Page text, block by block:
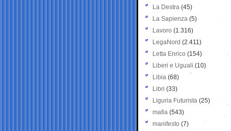
La Destra (45)
La Sapienza (5)
Lavoro (1.316)
LegaNord (2.411)
Letta Enrico (154)
Liberi e Uguali (10)
Libia (68)
Libri (33)
Liguria Futurista (25)
mafia (543)
manifesto (7)